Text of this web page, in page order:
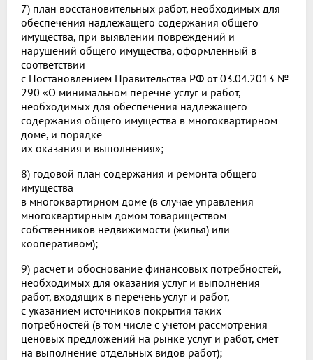
7) план восстановительных работ, необходимых для
обеспечения надлежащего содержания общего
имущества, при выявлении повреждений и
нарушений общего имущества, оформленный в
соответствии
с Постановлением Правительства РФ от 03.04.2013 №
290 «О минимальном перечне услуг и работ,
необходимых для обеспечения надлежащего
содержания общего имущества в многоквартирном
доме, и порядке
их оказания и выполнения»;
8) годовой план содержания и ремонта общего
имущества
в многоквартирном доме (в случае управления
многоквартирным домом товариществом
собственников недвижимости (жилья) или
кооперативом);
9) расчет и обоснование финансовых потребностей,
необходимых для оказания услуг и выполнения
работ, входящих в перечень услуг и работ,
с указанием источников покрытия таких
потребностей (в том числе с учетом рассмотрения
ценовых предложений на рынке услуг и работ, смет
на выполнение отдельных видов работ);